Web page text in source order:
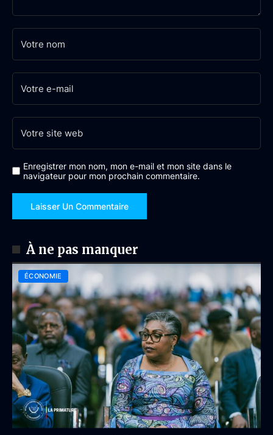
Enregistrer mon nom, mon e-mail et mon site dans le
navigateur pour mon prochain commentaire.
À ne pas manquer
ÉCONOMIE